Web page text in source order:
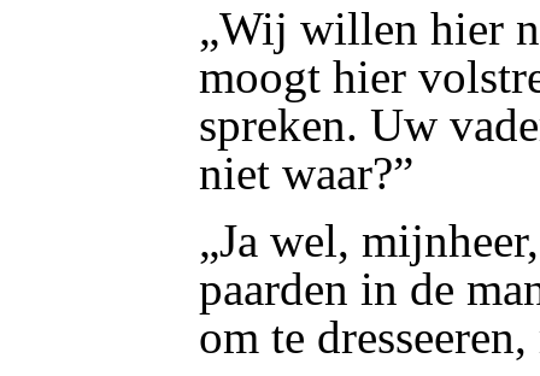
„Wij willen hier
moogt hier
spreken. Uw
niet waar?”
„Ja wel,
paarden in de
om te